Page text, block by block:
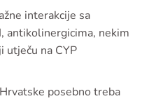
interakcije sa
antikolinergicima, nekim
utječu na CYP
posebno treba